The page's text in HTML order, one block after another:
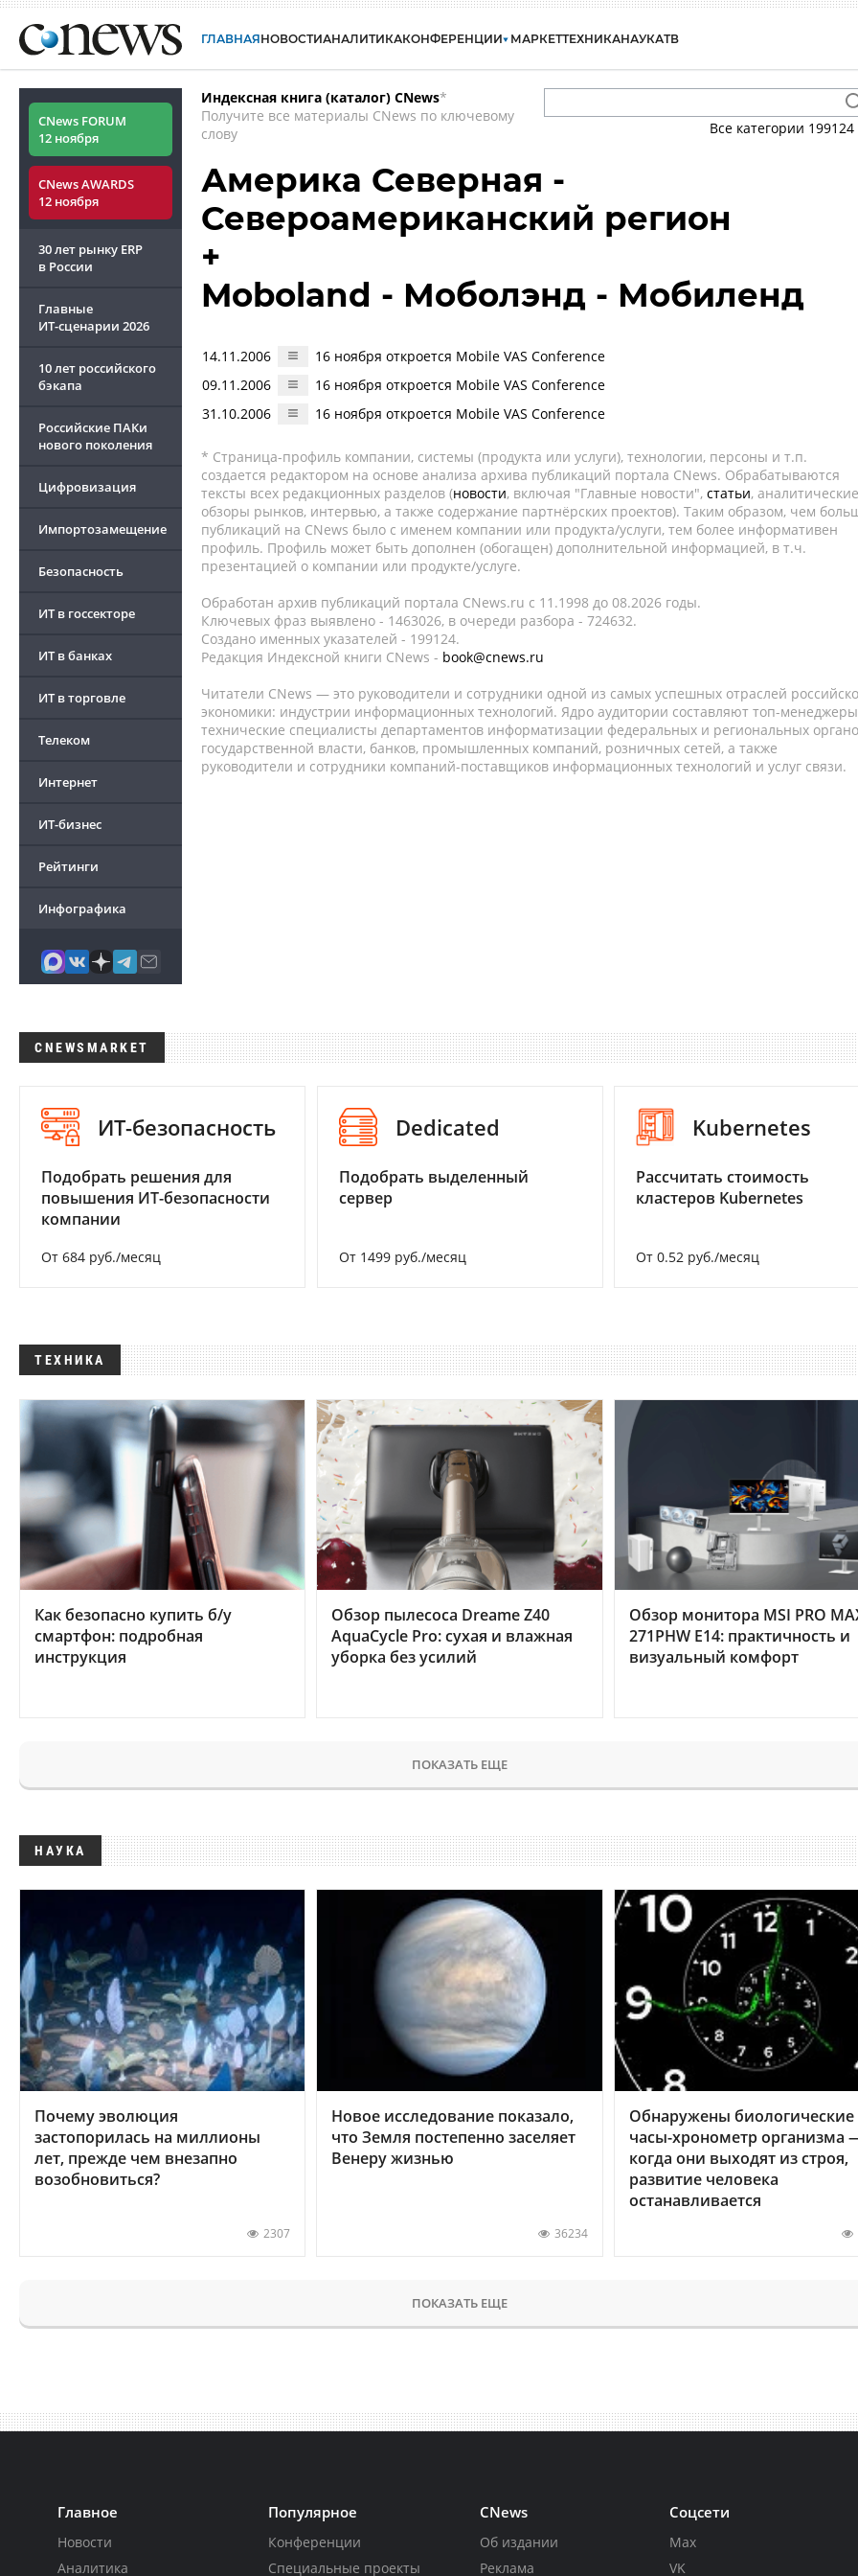
ГЛАВНАЯНОВОСТИАНАЛИТИКАКОНФЕРЕНЦИИ МАРКЕТТЕХНИКАНАУКАТВ
CNews FORUM
12 ноября
CNews AWARDS
12 ноября
30 лет рынку ERP
в России
Главные
ИТ-сценарии 2026
10 лет российского
бэкапа
Российские ПАКи
нового поколения
Цифровизация
Импортозамещение
Безопасность
ИТ в госсекторе
ИТ в банках
ИТ в торговле
Телеком
Интернет
ИТ-бизнес
Рейтинги
Инфографика
Индексная книга (каталог) CNews*
Получите все материалы CNews по ключевому
слову
Все категории 199124
Америка Северная -
Североамериканский регион
+
Moboland - Моболэнд - Мобиленд
14.11.2006
16 ноября откроется Mobile VAS Conference
09.11.2006
16 ноября откроется Mobile VAS Conference
31.10.2006
16 ноября откроется Mobile VAS Conference
* Страница-профиль компании, системы (продукта или услуги), технологии, персоны и т.п.
создается редактором на основе анализа архива публикаций портала CNews. Обрабатываются
тексты всех редакционных разделов (новости, включая "Главные новости", статьи, аналитические
обзоры рынков, интервью, а также содержание партнёрских проектов). Таким образом, чем
публикаций на CNews было с именем компании или продукта/услуги, тем более информативен
профиль. Профиль может быть дополнен (обогащен) дополнительной информацией, в т.ч.
презентацией о компании или продукте/услуге.
Обработан архив публикаций портала CNews.ru c 11.1998 до 08.2026 годы.
Ключевых фраз выявлено - 1463026, в очереди разбора - 724632.
Создано именных указателей - 199124.
Редакция Индексной книги CNews - book@cnews.ru
Читатели CNews — это руководители и сотрудники одной из самых успешных отраслей
экономики: индустрии информационных технологий. Ядро аудитории составляют топ-
технические специалисты департаментов информатизации федеральных и региональных
государственной власти, банков, промышленных компаний, розничных сетей, а также
руководители и сотрудники компаний-поставщиков информационных технологий и услуг связи.
CNEWSMARKET
ИТ-безопасность
Подобрать решения для
повышения ИТ-безопасности
компании
От 684 руб./месяц
Dedicated
Подобрать выделенный
сервер
От 1499 руб./месяц
Kubernetes
Рассчитать стоимость
кластеров Kubernetes
От 0.52 руб./месяц
ТЕХНИКА
Как безопасно купить б/у
смартфон: подробная
инструкция
Обзор пылесоса Dreame Z40
AquaCycle Pro: сухая и влажная
уборка без усилий
Обзор монитора MSI PRO
271PHW E14: практичность и
визуальный комфорт
ПОКАЗАТЬ ЕЩЕ
НАУКА
Почему эволюция
застопорилась на миллионы
лет, прежде чем внезапно
возобновиться?
2307
Новое исследование показало,
что Земля постепенно заселяет
Венеру жизнью
36234
Обнаружены биологические
часы-хронометр организма
когда они выходят из строя,
развитие человека
останавливается
ПОКАЗАТЬ ЕЩЕ
Главное
Новости
Аналитика
Популярное
Конференции
Специальные проекты
CNews
Об издании
Реклама
Соцсети
Max
VK